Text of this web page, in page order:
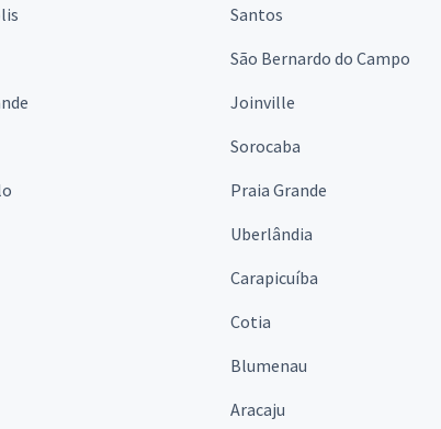
Santos
São Bernardo do Campo
Joinville
Sorocaba
Praia Grande
Uberlândia
Carapicuíba
Cotia
Blumenau
Aracaju